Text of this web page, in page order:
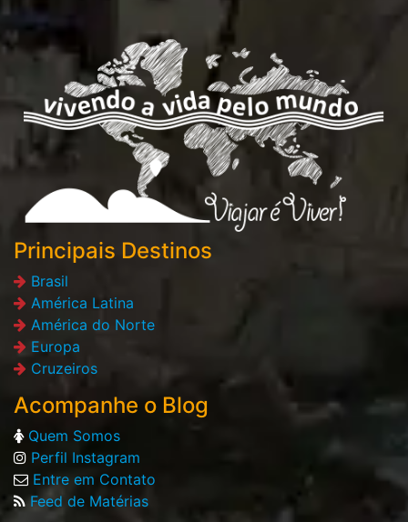
Principais Destinos
Brasil
América Latina
América do Norte
Europa
Cruzeiros
Acompanhe o Blog
Quem Somos
Perfil Instagram
Entre em Contato
Feed de Matérias